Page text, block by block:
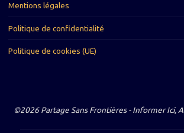
Mentions légales
Politique de confidentialité
Politique de cookies (UE)
©2026 Partage Sans Frontières - Informer Ici,